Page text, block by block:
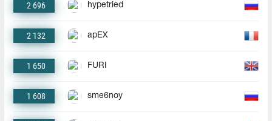
2 696 hypetried
2 132 apEX
1 650 FURI
1 608 sme6noy